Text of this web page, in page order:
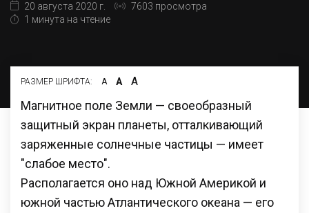
20 августа 2020 г.
7603 просмотра
1 минута на чтение
РАЗМЕР ШРИФТА: А А А
Магнитное поле Земли — своеобразный
защитный экран планеты, отталкивающий
заряженные солнечные частицы — имеет
"слабое место".
Располагается оно над Южной Америкой и
южной частью Атлантического океана — его